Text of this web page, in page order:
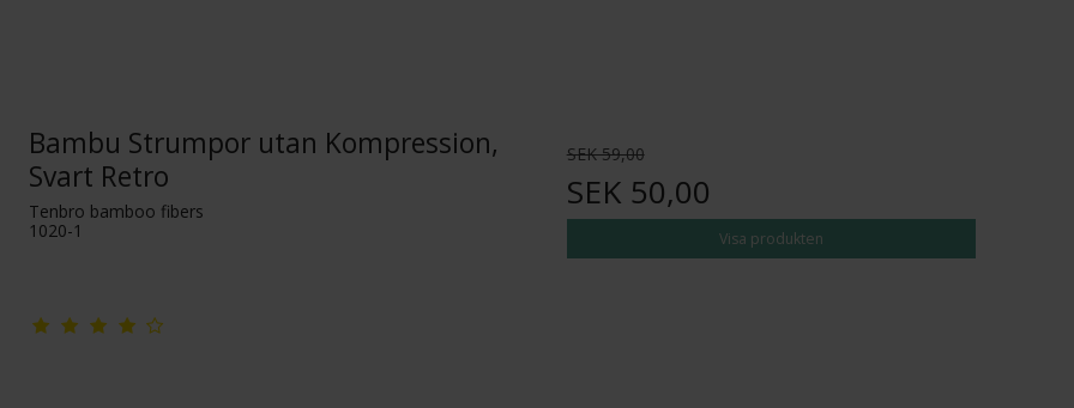
Bambu Strumpor utan Kompression,
Svart Retro
Tenbro bamboo fibers
1020-1
SEK 59,00
SEK 50,00
Visa produkten